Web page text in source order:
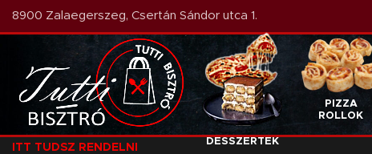
8900 Zalaegerszeg, Csertán Sándor utca 1.
PIZZÁK
PIZZA
ROLLOK
DESSZERTEK
ITT TUDSZ RENDELNI